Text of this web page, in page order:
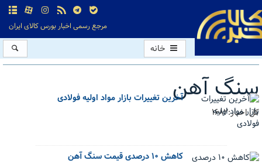
مرجع رسمی اخبار بورس کالای ایران
خانه
سنگ آهن
کل اخبار:1682
آخرین تغییرات بازار مواد اولیه فولادی
کاهش ۱۰ درصدی قیمت سنگ آهن